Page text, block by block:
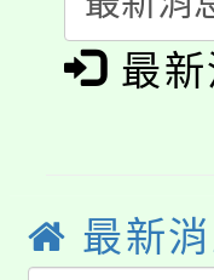
程
「本
場熱
8/21
局官
8月
最新
最新